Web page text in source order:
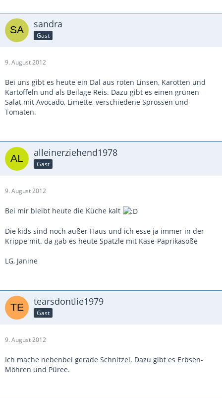
sandra
Gast
9. August 2012
Bei uns gibt es heute ein Dal aus roten Linsen, Karotten und
Kartoffeln und als Beilage Reis. Dazu gibt es einen grünen
Salat mit Avocado, Limette, verschiedene Sprossen und
Tomaten.
alleinerziehend1978
Gast
9. August 2012
Bei mir bleibt heute die Küche kalt
Die kids sind noch außer Haus und ich esse ja immer in der
Krippe mit. da gab es heute Spätzle mit Käse-Paprikasoße
LG, Janine
tearsdontlie1979
Gast
9. August 2012
Ich mache nebenbei gerade Schnitzel. Dazu gibt es Erbsen-
Möhren und Püree.